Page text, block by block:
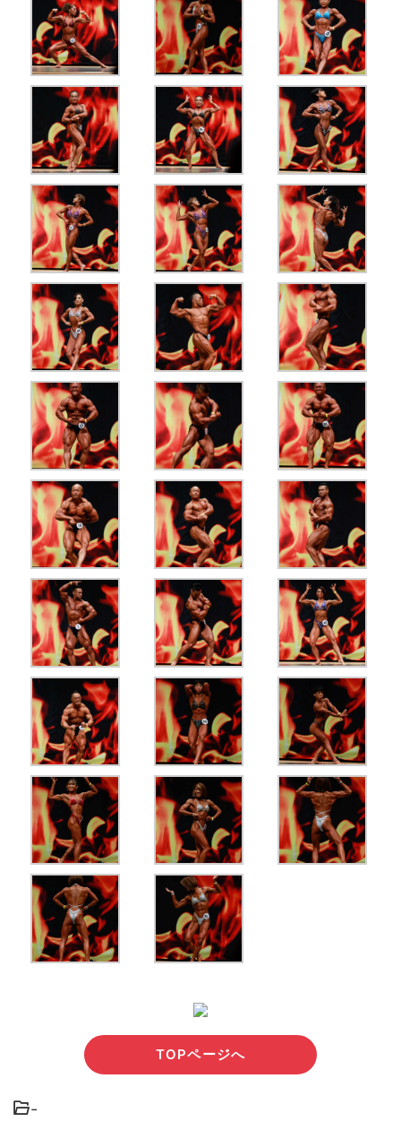
TOPページへ
-